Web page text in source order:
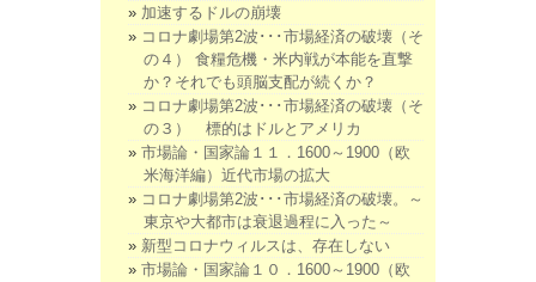
加速するドルの崩壊
コロナ劇場第2波･･･市場経済の破壊（そ
の４） 食糧危機・米内戦が本能を直撃
か？それでも頭脳支配が続くか？
コロナ劇場第2波･･･市場経済の破壊（そ
の３） 標的はドルとアメリカ
市場論・国家論１１．1600～1900（欧
米海洋編）近代市場の拡大
コロナ劇場第2波･･･市場経済の破壊。～
東京や大都市は衰退過程に入った～
新型コロナウィルスは、存在しない
市場論・国家論１０．1600～1900（欧